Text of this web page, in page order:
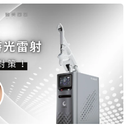
自我修復，不靠刺激或破壞，適合想全面
音波等療程搭配嗎？ 可與電波、音波等
具體施打順序與時間需由醫師評估。電
長效果，但需等皮膚完全降溫後再進行
醫師，遵從專業建議安排療程。Q3：璞
程通常包含三次施打，前兩次相隔約一
進行。視個人膚況與需求，也可安排後續
、手部老化也能打嗎？ 可以。Profhilo
改善乾紋與鬆弛，是全方位肌膚重建療
數人皆可接受，但孕婦、哺乳中女性與
哪些人適合做Profhilo？需要幾歲才能
燥或鬆弛困擾的人，通常建議從30歲以後
改善膚況，又不想讓五官改變或產生膨脹
嗎？會不會腫？需要修復期嗎？療程過
個特定位點注射，疼痛感輕微。少數人會
時內可自然消退，不會影響日常活動。
引起過敏？Profhilo採用高純度、非動
的青春痘，「吞口服A酸」幾乎是唯一的
突破，現代的醫美抗痘已經邁入了「精準
上討論度最高的兩大抗痘黑科技，分別是
射。雖然兩者都主打不吃藥、從根源控
根本的差異。我們該如何選擇？它們與傳
為您全面解析。頂尖對決：AviClear 戰痘
目前熱門的無藥物抗痘雷射，雖然目標一
1. AviClear 戰痘雷射（1726nm）：專
：搭載專利 1726nm 波長，具備極高的
鎖定並加熱肥大的皮脂腺，使其萎縮。核
破壞痘痘的生長環境，主打極長效的抗痘
定膚況、不想依賴藥物的人。2. CAPRI
油＋殺菌的「雙效複合」作用原理：結
控油），同時搭配 450nm 藍光直接消
強項：雙管齊下，對於臉上正在急性發
退紅與消炎效果，適合需要快速壓制大面
：口服A酸（Isotretinoin）作用原理：屬
抑制皮脂腺分泌、使皮脂腺萎縮，同時促
交織而成的結果：1. 【油脂型毛孔】：中
的主要通道。當你的皮脂腺天生比較發
動、常吃高油高糖食物影響，導致出油量
排出這些大量油脂。2. 【角質型毛孔】：
膚會自然代謝老廢角質，但如果代謝異
氣中的髒污混合在一起，死死地堵塞在毛
了軟木塞一樣，被越撐越大。3. 【老化型
真皮層中的「膠原蛋白」和「彈力蛋白」
年齡增長，或是長期不防曬導致的「光老
孔邊緣的肌膚就會順著地心引力往下垂。
的表面危機這點常被許多人忽略！當角質
胞會像失去水分的蘋果一樣乾癟、萎縮，
的縫隙變大之下，視覺上毛孔就顯得非常
擠留下的歷史遺跡嚴格來說這已經是「痘
性青春痘，或是手癢過度暴力擠壓，導致
的過程中產生了纖維化拉扯，最終形成不
隱形的微小房客在作怪我們的臉上本來就